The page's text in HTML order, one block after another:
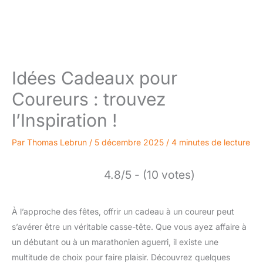
Idées Cadeaux pour
Coureurs : trouvez
l’Inspiration !
Par Thomas Lebrun / 5 décembre 2025 / 4 minutes de lecture
4.8/5 - (10 votes)
À l’approche des fêtes, offrir un cadeau à un coureur peut
s’avérer être un véritable casse-tête. Que vous ayez affaire à
un débutant ou à un marathonien aguerri, il existe une
multitude de choix pour faire plaisir. Découvrez quelques